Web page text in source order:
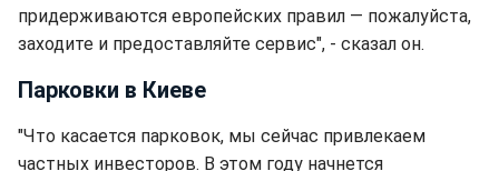
придерживаются европейских правил — пожалуйста,
заходите и предоставляйте сервис", - сказал он.
Парковки в Киеве
"Что касается парковок, мы сейчас привлекаем
частных инвесторов. В этом году начнется